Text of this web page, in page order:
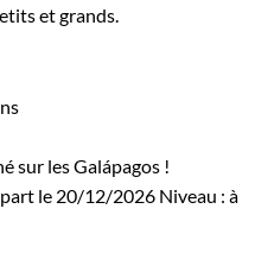
et grands.
sur les Galápagos !
le 20/12/2026 Niveau : à